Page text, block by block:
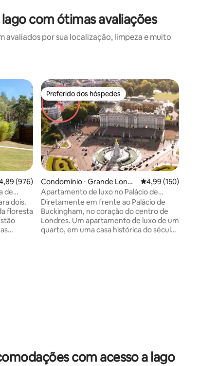
com ótimas avaliações
avaliados por sua localização, limpeza e muito
de uma avaliação média de 5, 976 avaliações
(976)
de
dois.
floresta
Preferido dos hóspedes
Preferido dos hóspedes
Condomínio ⋅ Grande Londr
es
4,99 de uma avaliação
4,99 (150)
Apartamento de luxo no Palácio de
Buckingham com terraço
Diretamente em frente ao Palácio de
Buckingham, no coração do centro de
Londres. Um apartamento de luxo de um
quarto, em uma casa histórica do século
com acesso a lago